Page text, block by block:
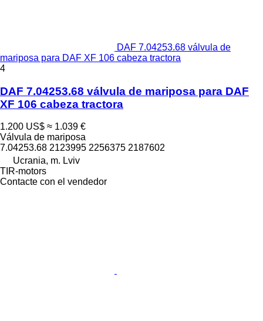
DAF 7.04253.68 válvula de
mariposa para DAF XF 106 cabeza tractora
4
DAF 7.04253.68 válvula de mariposa para DAF
XF 106 cabeza tractora
1.200 US$ ≈ 1.039 €
Válvula de mariposa
7.04253.68 2123995 2256375 2187602
Ucrania, m. Lviv
TIR-motors
Contacte con el vendedor